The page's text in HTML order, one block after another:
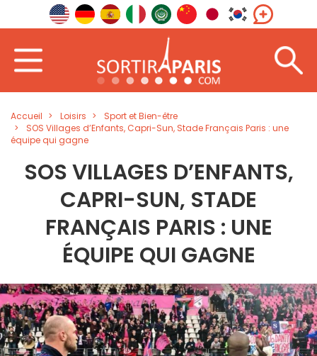
Accueil Loisirs
Sport et Bien-être
SOS Villages d’Enfants, Capri-Sun, Stade Français Paris : une
équipe qui gagne
SOS VILLAGES D’ENFANTS,
CAPRI-SUN, STADE
FRANÇAIS PARIS : UNE
ÉQUIPE QUI GAGNE